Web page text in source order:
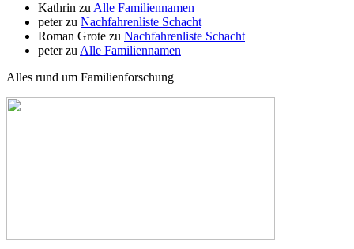
Kathrin zu Alle Familiennamen
peterzu Nachfahrenliste Schacht
Roman Grote zu Nachfahrenliste Schacht
peterzu Alle Familiennamen
Alles rund um Familienforschung